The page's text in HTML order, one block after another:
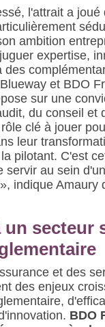
l'attrait a joué
ambition
expertise,
des
et BDO
sur une
du conseil et
clé à jouer
leur
pilotant. C'est
servir au sein
indique Amaury
un secteur
et des
des enjeux
BDO